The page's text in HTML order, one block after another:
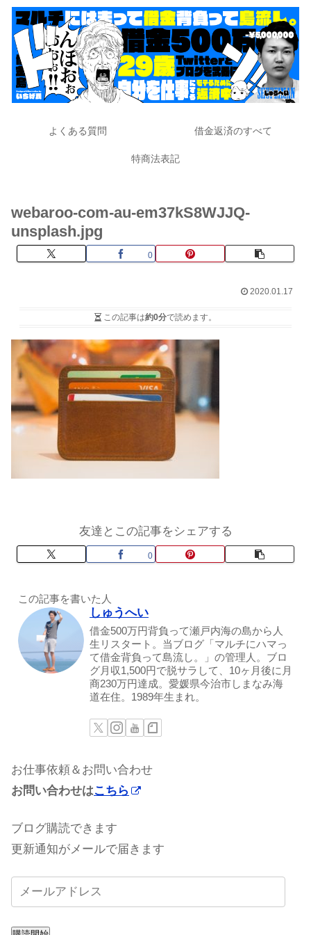
よくある質問 借金返済のすべて
特商法表記
webaroo-com-au-em37kS8WJJQ-
unsplash.jpg
0
2020.01.17
この記事は約0分で読めます。
友達とこの記事をシェアする
0
この記事を書いた人
しゅうへい
借金500万円背負って瀬戸内海の島から人
生リスタート。当ブログ「マルチにハマっ
て借金背負って島流し。」の管理人。ブロ
グ月収1,500円で脱サラして、10ヶ月後に月
商230万円達成。愛媛県今治市しまなみ海
道在住。1989年生まれ。
お仕事依頼＆お問い合わせ
お問い合わせはこちら
ブログ購読できます
更新通知がメールで届きます